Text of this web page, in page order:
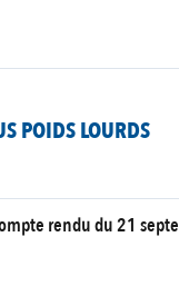
POIDS LOURDS
rendu du 21